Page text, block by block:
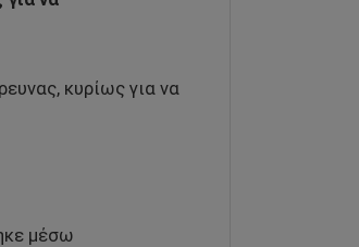
κυρίως για να
μέσω